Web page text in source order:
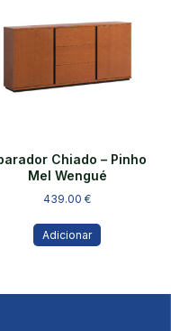
Chiado – Pinho
Mel Wengué
439.00€
Adicionar